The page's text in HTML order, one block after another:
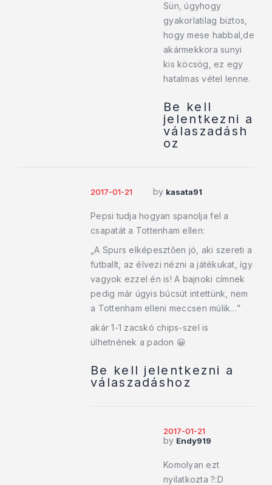
Sün, úgyhogy
gyakorlatilag biztos,
hogy mese habbal,de
akármekkora sunyi
kis köcsög, ez egy
hatalmas vétel lenne.
Be kell
jelentkezni a
válaszadásh
oz
2017-01-21 by kasata91
Pepsi tudja hogyan spanolja fel a
csapatát a Tottenham ellen:
„A Spurs elképesztően jó, aki szereti a
futballt, az élvezi nézni a játékukat, így
vagyok ezzel én is! A bajnoki címnek
pedig már úgyis búcsút intettünk, nem
a Tottenham elleni meccsen múlik…”
akár 1-1 zacskó chips-szel is
ülhetnének a padon 😀
Be kell jelentkezni a
válaszadáshoz
2017-01-21
by Endy919
Komolyan ezt
nyilatkozta ?:D